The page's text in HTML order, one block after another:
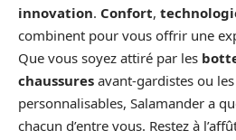
innovation. Confort,
combinent pour vous offrir une
Que vous soyez attiré par les
chaussures avant-gardistes ou les
personnalisables, Salamander a
chacun d’entre vous. Restez à